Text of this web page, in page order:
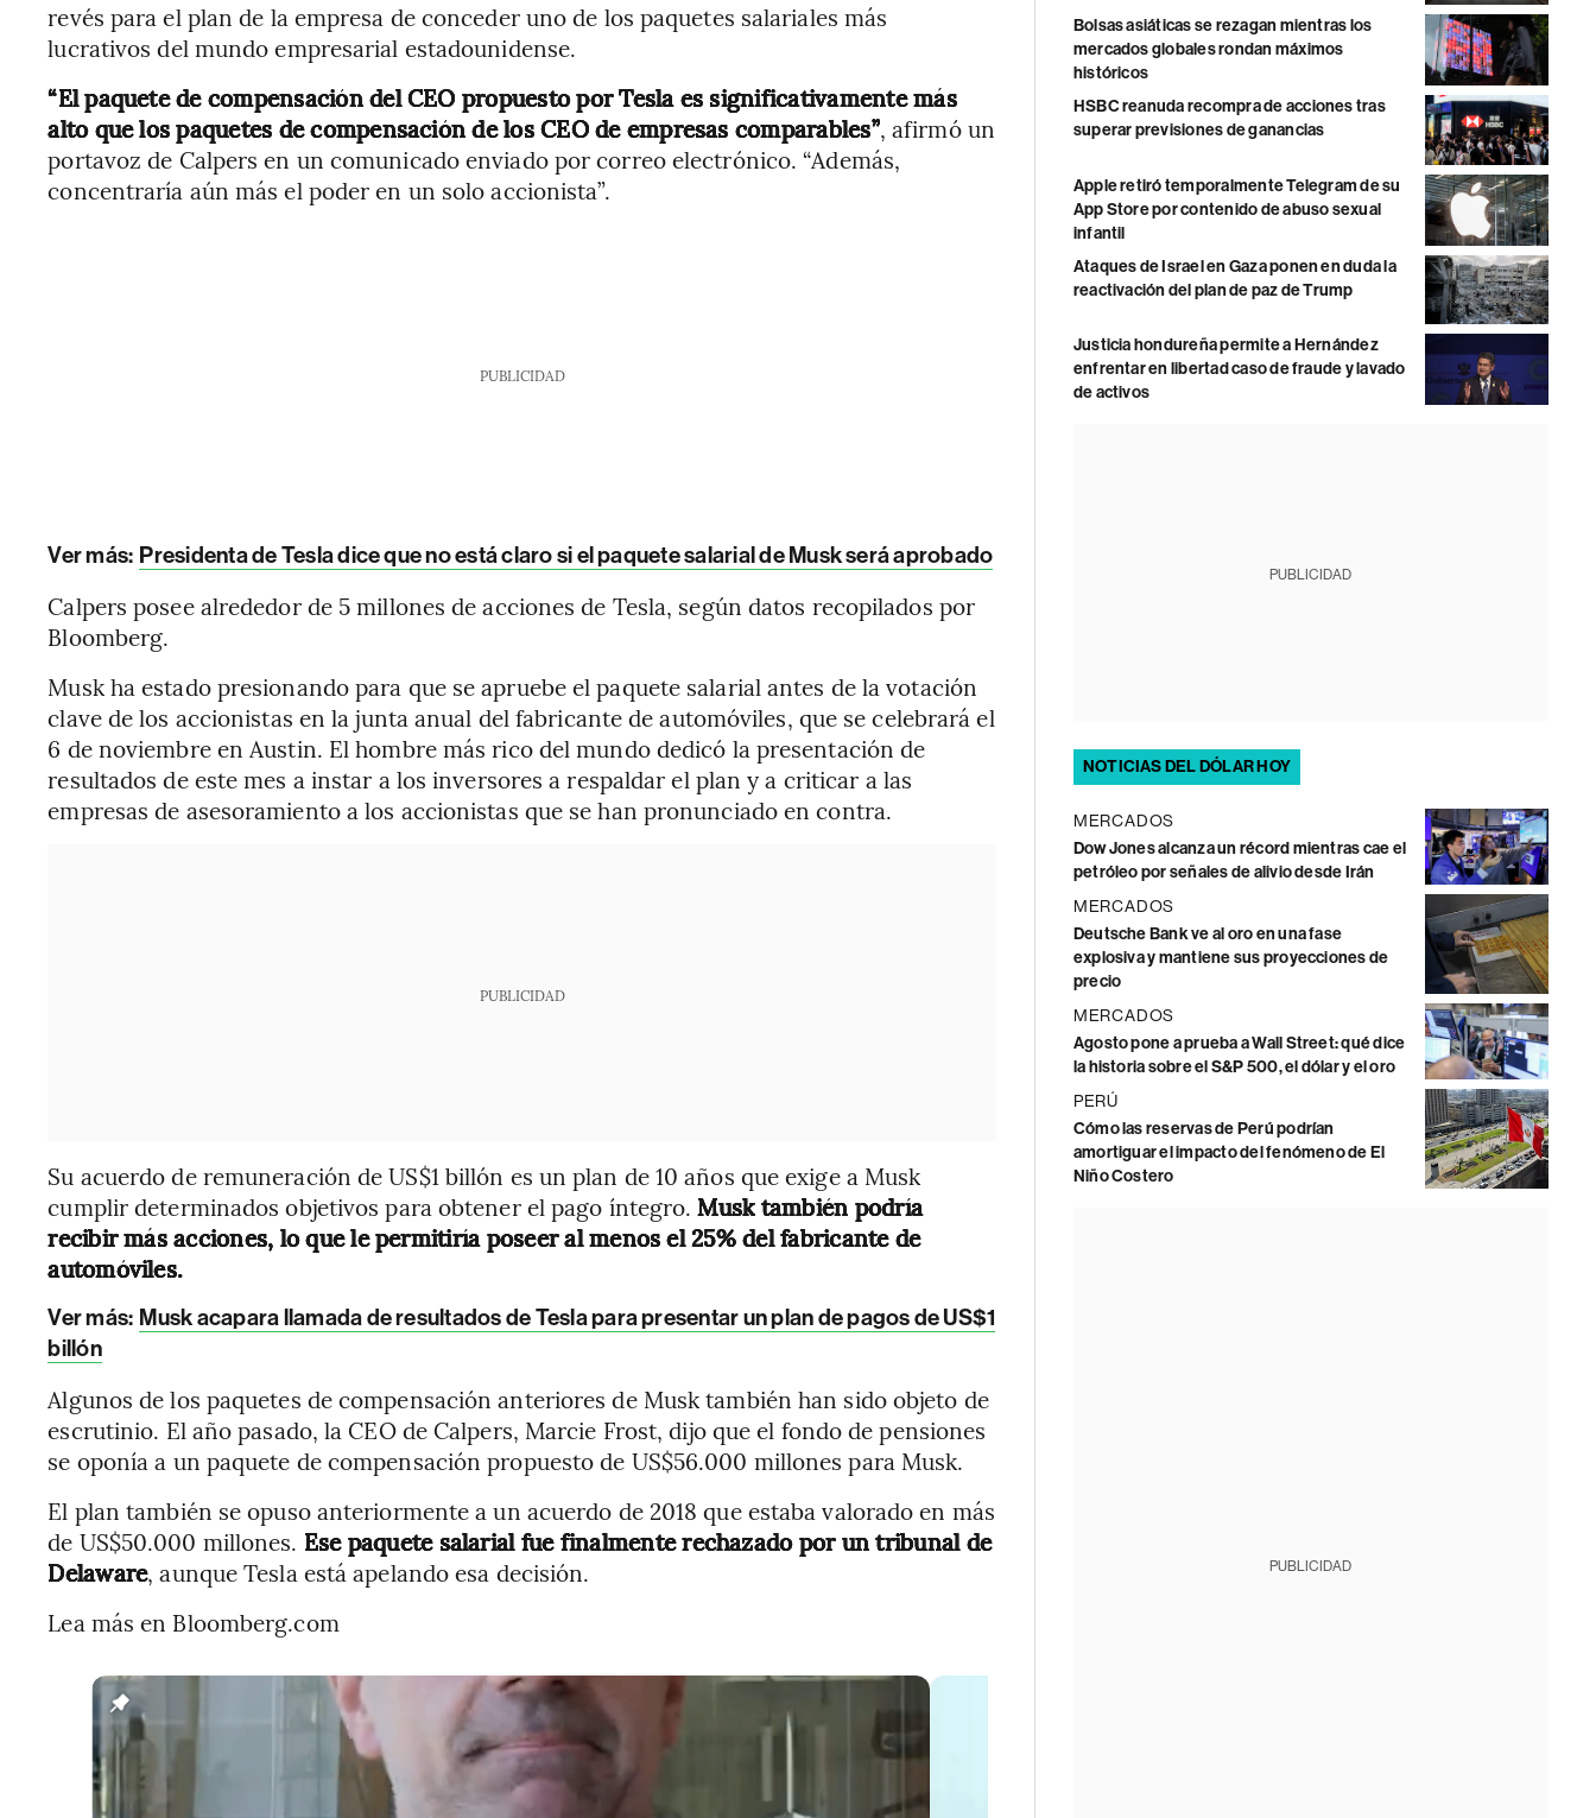
revés para el plan de la empresa de conceder uno de los paquetes salariales más
lucrativos del mundo empresarial estadounidense.
“El paquete de compensación del CEO propuesto por Tesla es significativamente más
alto que los paquetes de compensación de los CEO de empresas comparables”, afirmó un
portavoz de Calpers en un comunicado enviado por correo electrónico. “Además,
concentraría aún más el poder en un solo accionista”.
PUBLICIDAD
Ver más: Presidenta de Tesla dice que no está claro si el paquete salarial de Musk será aprobado
Calpers posee alrededor de 5 millones de acciones de Tesla, según datos recopilados por
Bloomberg.
Musk ha estado presionando para que se apruebe el paquete salarial antes de la votación
clave de los accionistas en la junta anual del fabricante de automóviles, que se celebrará el
6 de noviembre en Austin. El hombre más rico del mundo dedicó la presentación de
resultados de este mes a instar a los inversores a respaldar el plan y a criticar a las
empresas de asesoramiento a los accionistas que se han pronunciado en contra.
PUBLICIDAD
Su acuerdo de remuneración de US$1 billón es un plan de 10 años que exige a Musk
cumplir determinados objetivos para obtener el pago íntegro.Musk también podría
recibir más acciones, lo que le permitiría poseer al menos el 25% del fabricante de
automóviles.
Ver más: Musk acapara llamada de resultados de Tesla para presentar un plan de pagos de US$1
billón
Algunos de los paquetes de compensación anteriores de Musk también han sido objeto de
escrutinio. El año pasado, la CEO de Calpers, Marcie Frost, dijo que el fondo de pensiones
se oponía a un paquete de compensación propuesto de US$56.000 millones para Musk.
El plan también se opuso anteriormente a un acuerdo de 2018 que estaba valorado en más
de US$50.000 millones. Ese paquete salarial fue finalmente rechazado por un tribunal de
Delaware, aunque Tesla está apelando esa decisión.
Lea más en Bloomberg.com
Bolsas asiáticas se rezagan mientras los
mercados globales rondan máximos
históricos
HSBC reanuda recompra de acciones tras
superar previsiones de ganancias
Apple retiró temporalmente Telegram de su
App Store por contenido de abuso sexual
infantil
Ataques de Israel en Gaza ponen en duda la
reactivación del plan de paz de Trump
Justicia hondureña permite a Hernández
enfrentar en libertad caso de fraude y lavado
de activos
PUBLICIDAD
NOTICIAS DEL DÓLAR HOY
MERCADOS
Dow Jones alcanza un récord mientras cae el
petróleo por señales de alivio desde Irán
MERCADOS
Deutsche Bank ve al oro en una fase
explosiva y mantiene sus proyecciones de
precio
MERCADOS
Agosto pone a prueba a Wall Street: qué dice
la historia sobre el S&P 500, el dólar y el oro
PERÚ
Cómo las reservas de Perú podrían
amortiguar el impacto del fenómeno de El
Niño Costero
PUBLICIDAD